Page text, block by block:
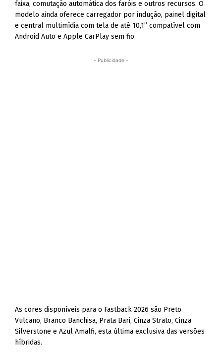
faixa, comutação automática dos faróis e outros recursos. O
modelo ainda oferece carregador por indução, painel digital
e central multimídia com tela de até 10,1” compatível com
Android Auto e Apple CarPlay sem fio.
- Publicidade -
As cores disponíveis para o Fastback 2026 são Preto
Vulcano, Branco Banchisa, Prata Bari, Cinza Strato, Cinza
Silverstone e Azul Amalfi, esta última exclusiva das versões
híbridas.